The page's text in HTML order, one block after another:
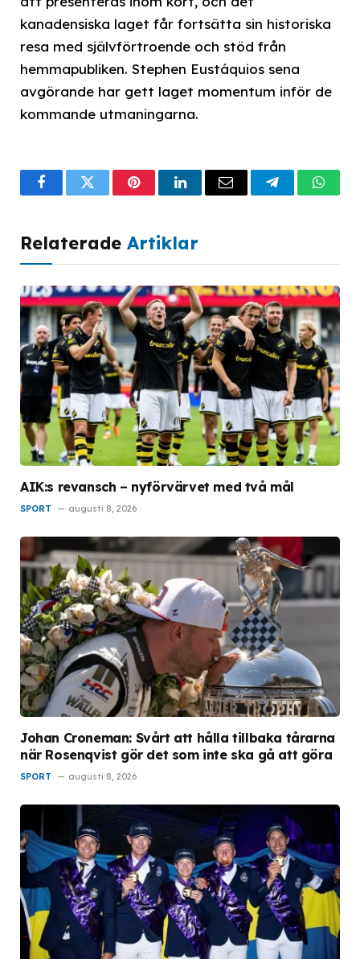
kanadensiska laget får fortsätta sin historiska
resa med självförtroende och stöd från
hemmapubliken. Stephen Eustáquios sena
avgörande har gett laget momentum inför de
kommande utmaningarna.
FacebookTwitterPinterestLinkedInEmail Telegram
Relaterade Artiklar
AIK:s revansch – nyförvärvet med två mål
SPORT augusti 8, 2026
Johan Croneman: Svårt att hålla tillbaka tårarna
när Rosenqvist gör det som inte ska gå att göra
SPORT augusti 8, 2026